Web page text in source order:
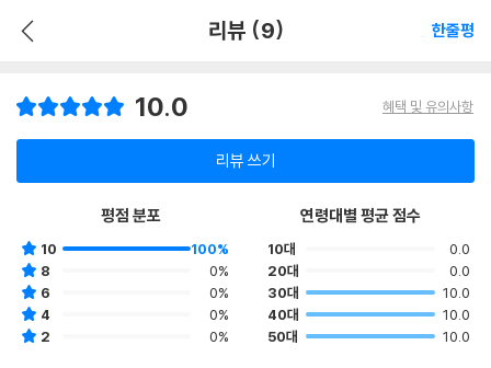
리뷰 (9) 한줄평
10.0 혜택 및 유의사항
리뷰 쓰기
평점 분포
10
100%
8
0%
6
0%
4
0%
2
0%
연령대별 평균 점수
10대
0.0
20대
0.0
30대
10.0
40대
10.0
50대
10.0